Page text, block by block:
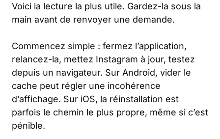
Voici la lecture la plus utile. Gardez-la sous la
main avant de renvoyer une demande.
Commencez simple : fermez l’application,
relancez-la, mettez Instagram à jour, testez
depuis un navigateur. Sur Android, vider le
cache peut régler une incohérence
d’affichage. Sur iOS, la réinstallation est
parfois le chemin le plus propre, même si c’est
pénible.